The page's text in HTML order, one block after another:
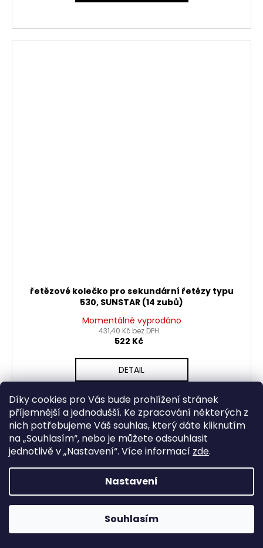
Díky cookies pro Vás bude prohlížení stránek
příjemnější a jednodušší. Ke zpracování některých z
nich potřebujeme Váš souhlas, který dáte kliknutím
na „Souhlasím“, nebo je můžete odsouhlasit
jednotlivě v „Nastavení“. Více informací zde.
Nastavení
Souhlasím
řetězové kolečko pro sekundární řetězy typu
530, SUNSTAR (14 zubů)
Momentálně vyprodáno
431,40 Kč bez DPH
522 Kč
DETAIL